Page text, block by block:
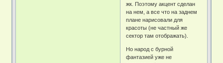
жк. Поэтому акцент сделан
на нем, а все что на заднем
плане нарисовали для
красоты (не частный же
сектор там отображать).
Но народ с бурной
фантазией уже не